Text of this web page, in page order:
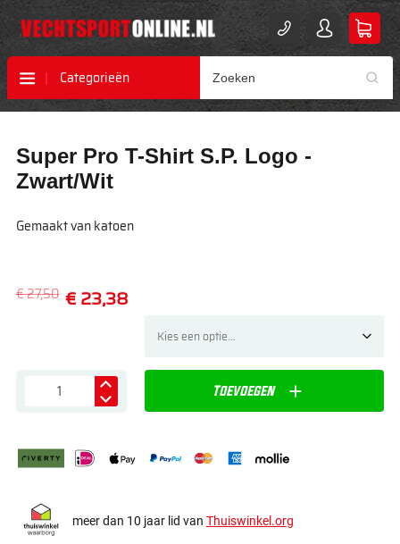
Categorieën
naar
het
einde
de
naar
het
begin
de
Super Pro T-Shirt S.P. Logo -
Zwart/Wit
Gemaakt van katoen
€ 23,38
€ 27,50
Toevoegen
meer dan 10 jaar lid van Thuiswinkel.org